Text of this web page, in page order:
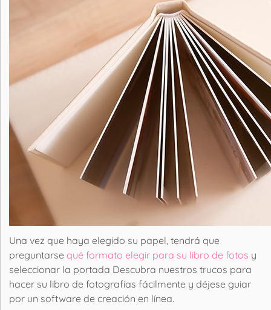
Una vez que haya elegido su papel, tendrá que
preguntarse qué formato elegir para su libro de fotos y
seleccionar la portada Descubra nuestros trucos para
hacer su libro de fotografías fácilmente y déjese guiar
por un software de creación en línea.